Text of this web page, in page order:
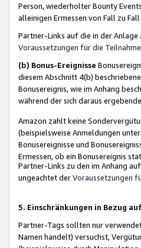
Person, wiederholter Bounty
alleinigen Ermessen von Fall zu
Partner-Links auf die in der
Voraussetzungen für die
(b) Bonus-Ereignisse
diesem Abschnitt 4(b)
Bonusereignis, wie im Anhang
während der sich daraus
Amazon zahlt keine
(beispielsweise Anmeldungen
Bonusereignisse und
Ermessen, ob ein Bonusereignis
Partner-Links zu den im Anhang
ungeachtet derVoraussetzungen
5. Einschränkungen in Bezug
Partner-Tags sollten nur
Namen handelt) versuchst,